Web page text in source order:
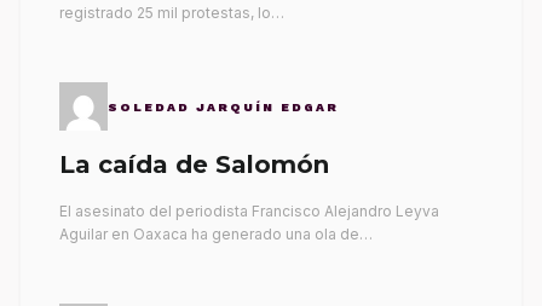
registrado 25 mil protestas, lo…
SOLEDAD JARQUÍN EDGAR
La caída de Salomón
El asesinato del periodista Francisco Alejandro Leyva
Aguilar en Oaxaca ha generado una ola de…